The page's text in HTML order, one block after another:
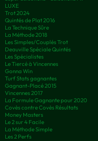
LUXE
Trot 2024
Quintés de Plat 2016
La Technique Sûre
La Méthode 2018
Les Simples/Couplés Trot
Deauville Spéciale Quintés
Les Spécialistes
Le Tiercé à Vincennes
Gonna Win
Turf Stats gagnantes
Gagnant-Placé 2015
Vincennes 2017
La Formule Gagnante pour 2020
Covès contre Covès Résultats
Money Masters
Le 2 sur 4 Facile
La Méthode Simple
Les 2 Perfs